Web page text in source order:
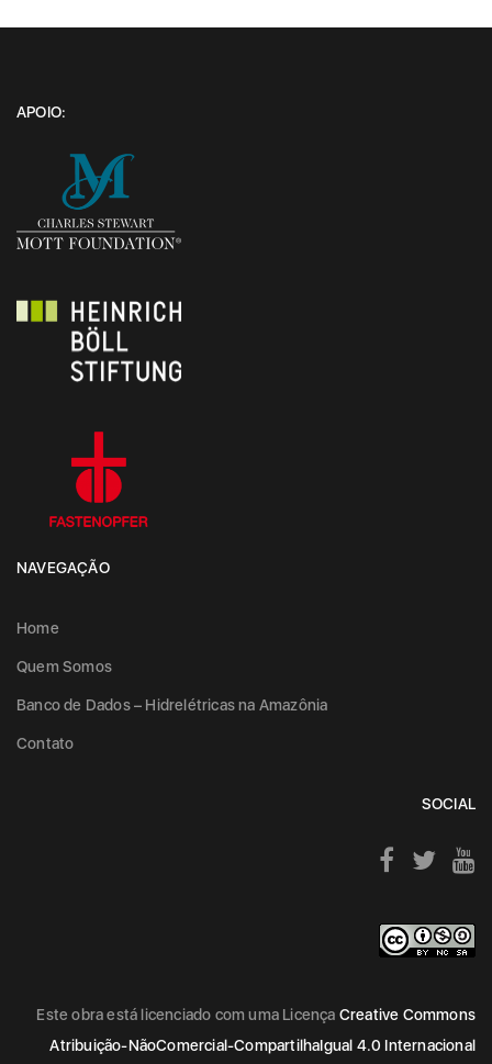
APOIO:
NAVEGAÇÃO
Home
Quem Somos
Banco de Dados – Hidrelétricas na Amazônia
Contato
SOCIAL
Este obra está licenciado com uma Licença Creative Commons
Atribuição-NãoComercial-CompartilhaIgual 4.0 Internacional